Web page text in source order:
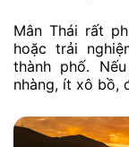
Mân Thái rất
hoặc trải
thành phố.
nhàng, ít xô bồ,